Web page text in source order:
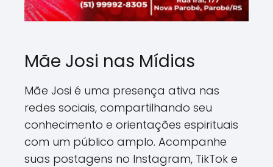
Mãe Josi nas Mídias
Mãe Josi é uma presença ativa nas
redes sociais, compartilhando seu
conhecimento e orientações espirituais
com um público amplo. Acompanhe
suas postagens no Instagram, TikTok e